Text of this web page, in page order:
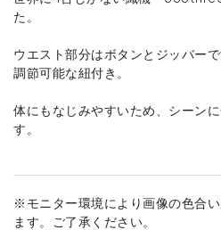
た。
ウエスト部分はボタンとジッバー
調節可能な紐付き。
体にもなじみやすいため、シーン
す。
※モニター環境により画像の色合
ます。ご了承ください。